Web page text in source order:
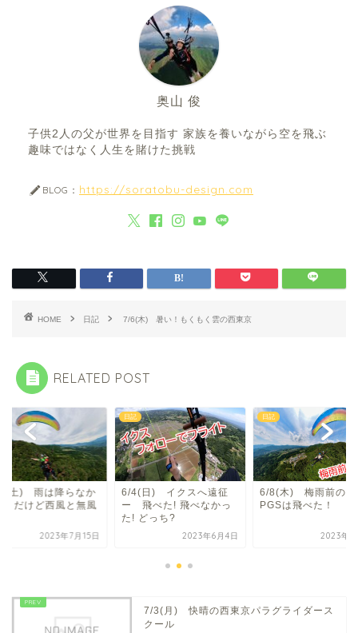
奥山 俊
子供2人の父が世界を目指す 家族を養いながら空を飛ぶ
趣味ではなく人生を賭けた挑戦
BLOG： https://soratobu-design.com
HOME 日記 7/6(木) 暑い！もくもく雲の西東京
RELATED POST
土) 雨は降らなか
！だけど西風と無風
2023年7月15日
日記
6/4(日) イクスへ遠征
ー 飛べた! 飛べなかっ
た! どっち?
2023年6月4日
日記
6/8(木) 梅雨前の西
PGSは飛べた！
2023年6
7/3(月) 快晴の西東京パラグライダース
クール